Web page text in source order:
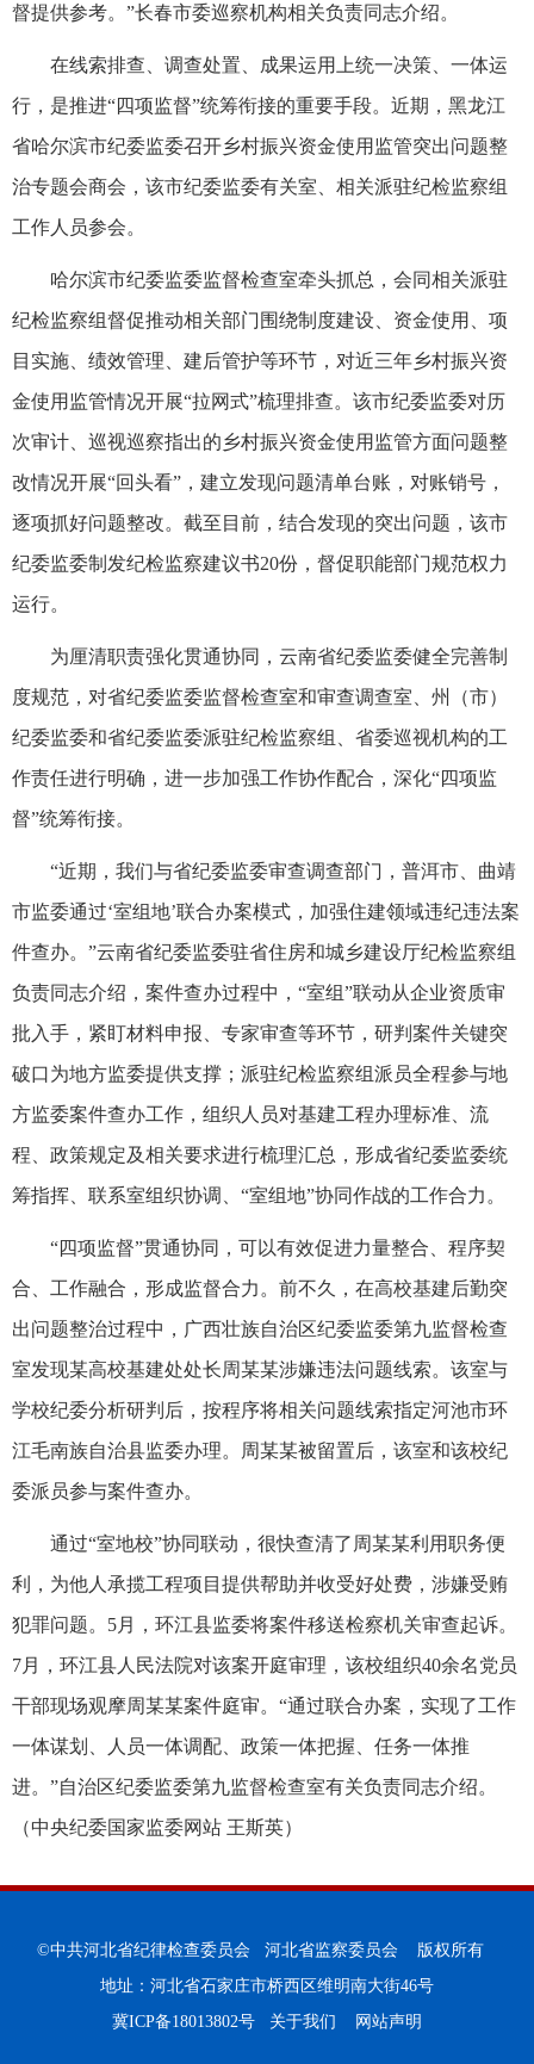
督提供参考。”长春市委巡察机构相关负责同志介绍。
在线索排查、调查处置、成果运用上统一决策、一体运
行，是推进“四项监督”统筹衔接的重要手段。近期，黑龙江
省哈尔滨市纪委监委召开乡村振兴资金使用监管突出问题整
治专题会商会，该市纪委监委有关室、相关派驻纪检监察组
工作人员参会。
哈尔滨市纪委监委监督检查室牵头抓总，会同相关派驻
纪检监察组督促推动相关部门围绕制度建设、资金使用、项
目实施、绩效管理、建后管护等环节，对近三年乡村振兴资
金使用监管情况开展“拉网式”梳理排查。该市纪委监委对历
次审计、巡视巡察指出的乡村振兴资金使用监管方面问题整
改情况开展“回头看”，建立发现问题清单台账，对账销号，
逐项抓好问题整改。截至目前，结合发现的突出问题，该市
纪委监委制发纪检监察建议书20份，督促职能部门规范权力
运行。
为厘清职责强化贯通协同，云南省纪委监委健全完善制
度规范，对省纪委监委监督检查室和审查调查室、州（市）
纪委监委和省纪委监委派驻纪检监察组、省委巡视机构的工
作责任进行明确，进一步加强工作协作配合，深化“四项监
督”统筹衔接。
“近期，我们与省纪委监委审查调查部门，普洱市、曲靖
市监委通过‘室组地’联合办案模式，加强住建领域违纪违法案
件查办。”云南省纪委监委驻省住房和城乡建设厅纪检监察组
负责同志介绍，案件查办过程中，“室组”联动从企业资质审
批入手，紧盯材料申报、专家审查等环节，研判案件关键突
破口为地方监委提供支撑；派驻纪检监察组派员全程参与地
方监委案件查办工作，组织人员对基建工程办理标准、流
程、政策规定及相关要求进行梳理汇总，形成省纪委监委统
筹指挥、联系室组织协调、“室组地”协同作战的工作合力。
“四项监督”贯通协同，可以有效促进力量整合、程序契
合、工作融合，形成监督合力。前不久，在高校基建后勤突
出问题整治过程中，广西壮族自治区纪委监委第九监督检查
室发现某高校基建处处长周某某涉嫌违法问题线索。该室与
学校纪委分析研判后，按程序将相关问题线索指定河池市环
江毛南族自治县监委办理。周某某被留置后，该室和该校纪
委派员参与案件查办。
通过“室地校”协同联动，很快查清了周某某利用职务便
利，为他人承揽工程项目提供帮助并收受好处费，涉嫌受贿
犯罪问题。5月，环江县监委将案件移送检察机关审查起诉。
7月，环江县人民法院对该案开庭审理，该校组织40余名党员
干部现场观摩周某某案件庭审。“通过联合办案，实现了工作
一体谋划、人员一体调配、政策一体把握、任务一体推
进。”自治区纪委监委第九监督检查室有关负责同志介绍。
（中央纪委国家监委网站 王斯英）
©中共河北省纪律检查委员会 河北省监察委员会 版权所有
地址：河北省石家庄市桥西区维明南大街46号
冀ICP备18013802号
关于我们 网站声明